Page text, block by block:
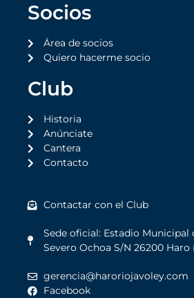
Socios
Área de socios
Quiero hacerme socio
Club
Historia
Anúnciate
Cantera
Contacto
Contactar con el Club
Sede oficial: Estadio Municipal
Severo Ochoa S/N 26200 Haro
gerencia@haroriojavoley.com
Facebook